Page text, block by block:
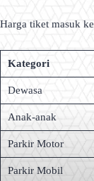
Harga tiket masuk ke
Kategori
Dewasa
Anak-anak
Parkir Motor
Parkir Mobil